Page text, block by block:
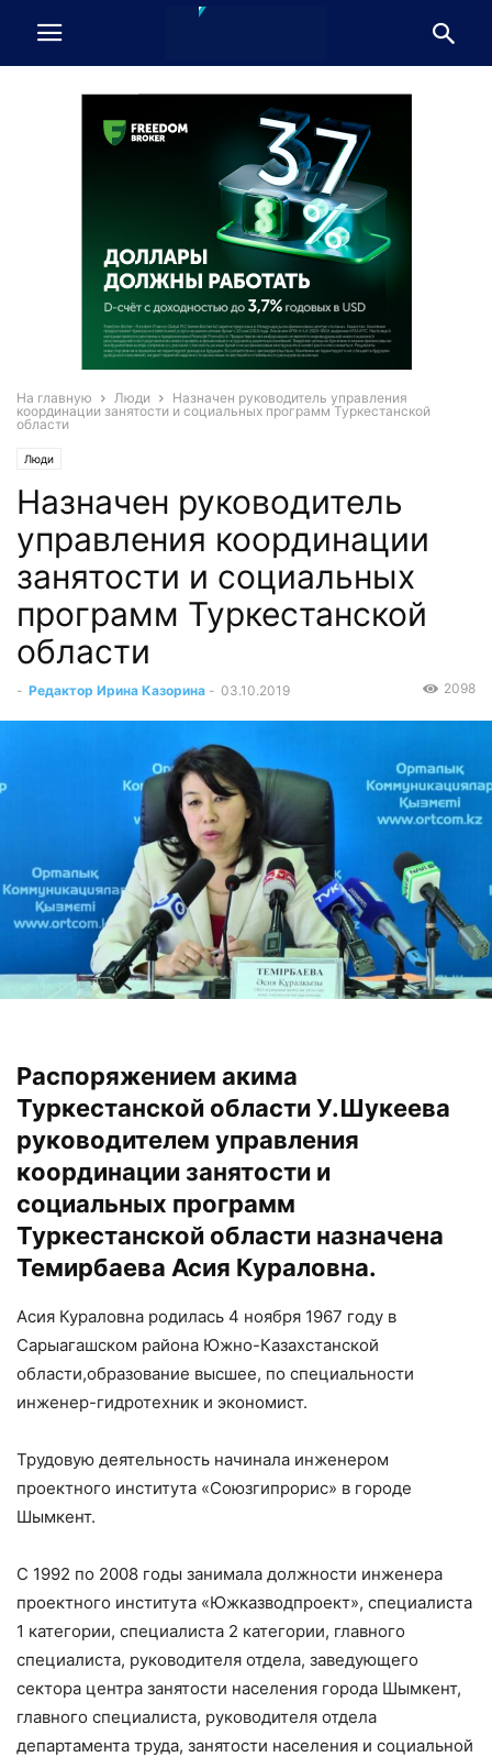
На главную Люди
Назначен руководитель управления
координации занятости и социальных программ Туркестанской
области
Люди
Назначен руководитель
управления координации
занятости и социальных
программ Туркестанской
области
- Редактор Ирина Казорина - 03.10.2019 2098
Распоряжением акима
Туркестанской области У.Шукеева
руководителем управления
координации занятости и
социальных программ
Туркестанской области назначена
Темирбаева Асия Кураловна.
Асия Кураловна родилась 4 ноября 1967 году в
Сарыагашском района Южно-Казахстанской
области,образование высшее, по специальности
инженер-гидротехник и экономист.
Трудовую деятельность начинала инженером
проектного института «Союзгипрорис» в городе
Шымкент.
С 1992 по 2008 годы занимала должности инженера
проектного института «Южказводпроект», специалиста
1 категории, специалиста 2 категории, главного
специалиста, руководителя отдела, заведующего
сектора центра занятости населения города Шымкент,
главного специалиста, руководителя отдела
департамента труда, занятости населения и социальной